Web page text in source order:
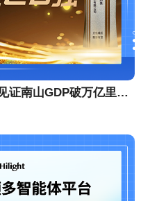
东信荣获“闪耀南山20强”，见证南山GDP破万亿里程碑！